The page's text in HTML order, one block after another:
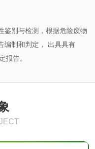
鉴别与检测，根据危险废物
编制和判定， 出具具有
报告。
试验